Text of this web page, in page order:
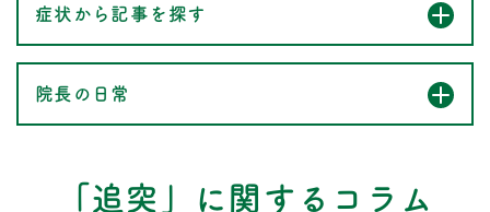
症状から記事を探す
院長の日常
「追突」に関するコラム